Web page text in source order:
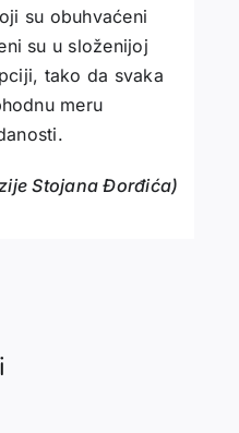
su obuhvaćeni
su u složenijoj
tako da svaka
meru
Stojana Đorđića)